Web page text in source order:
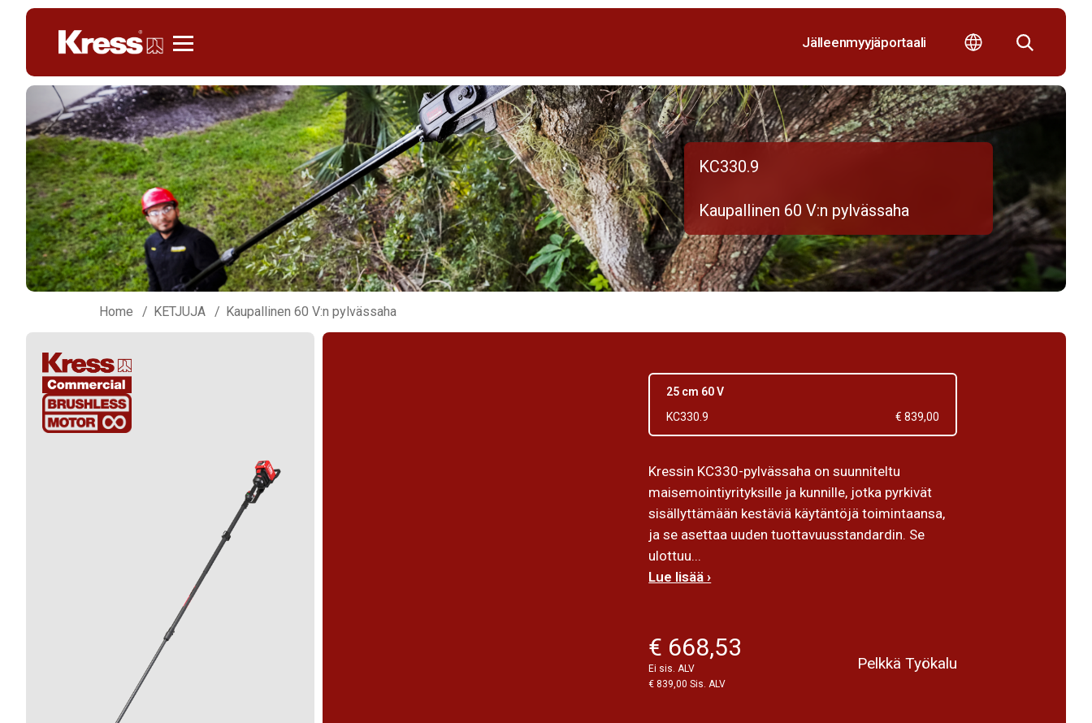
Jälleenmyyjäportaali
KC330.9
Kaupallinen 60 V:n pylvässaha
Home KETJUJA Kaupallinen 60 V:n pylvässaha
25 cm 60 V
KC330.9
€ 839,00
Kressin KC330-pylvässaha on suunniteltu
maisemointiyrityksille ja kunnille, jotka pyrkivät
sisällyttämään kestäviä käytäntöjä toimintaansa,
ja se asettaa uuden tuottavuusstandardin. Se
ulottuu...
Lue lisää ›
€ 668,53
Ei sis. ALV
€ 839,00 Sis. ALV
Pelkkä Työkalu